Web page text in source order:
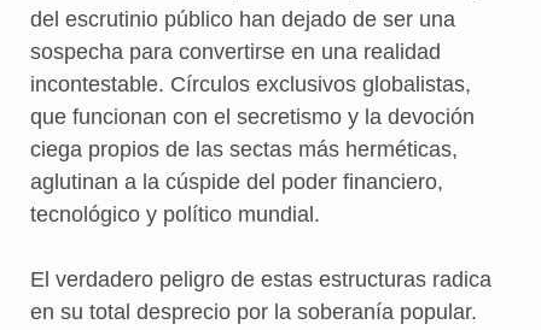
del escrutinio público han dejado de ser una
sospecha para convertirse en una realidad
incontestable. Círculos exclusivos globalistas,
que funcionan con el secretismo y la devoción
ciega propios de las sectas más herméticas,
aglutinan a la cúspide del poder financiero,
tecnológico y político mundial.
El verdadero peligro de estas estructuras radica
en su total desprecio por la soberanía popular.